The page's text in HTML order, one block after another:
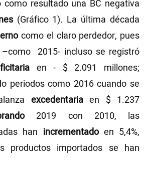
como resultado una BC negativa
(Gráfico 1). La última década
como el claro perdedor, pues
2015- incluso se registró
en - $ 2.091 millones;
periodos como 2016 cuando se
excedentariaen $ 1.237
2019 con 2010, las
han incrementadoen 5,4%,
productos importados se han